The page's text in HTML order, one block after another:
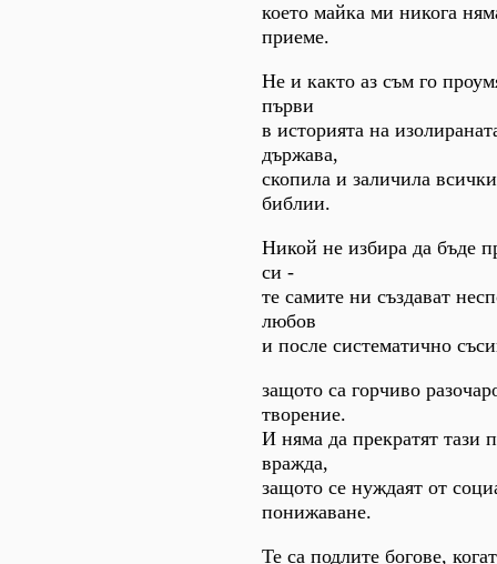
което майка ми никога
приеме.
Не и както аз съм го
първи
в историята на
държава,
скопила и заличила
библии.
Никой не избира да бъде
си -
те самите ни създават
любов
и после систематично
защото са горчиво
творение.
И няма да прекратят тази
вражда,
защото се нуждаят от
понижаване.
Те са подлите богове,